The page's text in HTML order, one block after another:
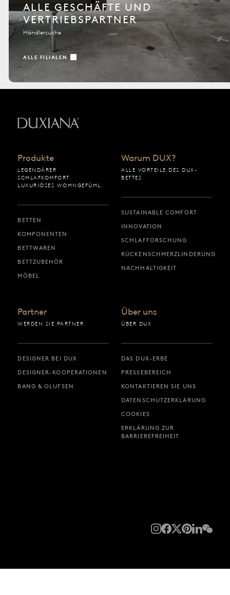
ALLE GESCHÄFTE UND
VERTRIEBSPARTNER
Händlersuche
ALLE FILIALEN
Produkte
LEGENDÄRER
SCHLAFKOMFORT.
LUXURIÖSES WOHNGEFÜHL.
BETTEN
KOMPONENTEN
BETTWAREN
BETTZUBEHÖR
MÖBEL
Warum DUX?
ALLE VORTEILE DES DUX-
BETTES
SUSTAINABLE COMFORT
INNOVATION
SCHLAFFORSCHUNG
RÜCKENSCHMERZLINDERUNG
NACHHALTIGKEIT
Partner
WERDEN SIE PARTNER
DESIGNER BEI DUX
DESIGNER-KOOPERATIONEN
BANG & OLUFSEN
Über uns
ÜBER DUX
DAS DUX-ERBE
PRESSEBEREICH
KONTAKTIEREN SIE UNS
DATENSCHUTZERKLÄRUNG
COOKIES
ERKLÄRUNG ZUR
BARRIEREFREIHEIT